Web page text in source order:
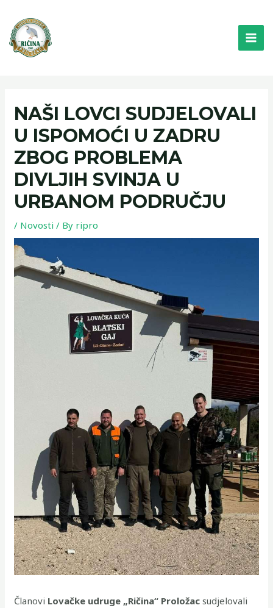
content
NAŠI LOVCI SUDJELOVALI
U ISPOMOĆI U ZADRU
ZBOG PROBLEMA
DIVLJIH SVINJA U
URBANOM PODRUČJU
/ Novosti / By ripro
Članovi Lovačke udruge „Ričina“ Proložac sudjelovali